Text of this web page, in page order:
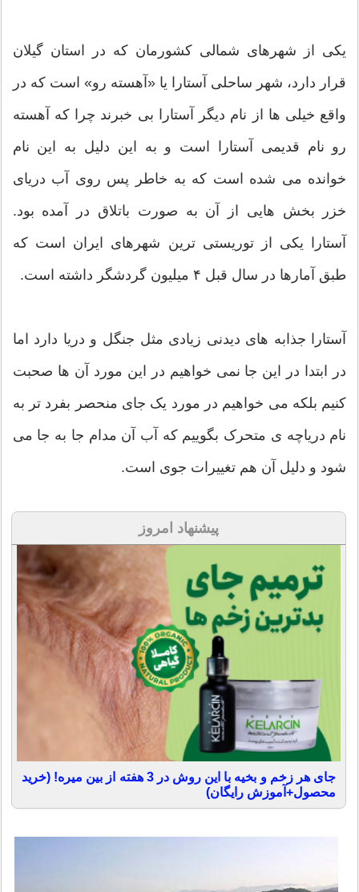
یکی از شهرهای شمالی کشورمان که در استان گیلان
قرار دارد، شهر ساحلی آستارا یا «آهسته رو» است که در
واقع خیلی ها از نام دیگر آستارا بی خبرند چرا که آهسته
رو نام قدیمی آستارا است و به این دلیل به این نام
خوانده می شده است که به خاطر پس روی آب دریای
خزر بخش هایی از آن به صورت باتلاق در آمده بود.
آستارا یکی از توریستی ترین شهرهای ایران است که
طبق آمارها در سال قبل ۴ میلیون گردشگر داشته است.
آستارا جذابه های دیدنی زیادی مثل جنگل و دریا دارد اما
در ابتدا در این جا نمی خواهیم در این مورد آن ها صحبت
کنیم بلکه می خواهیم در مورد یک جای منحصر بفرد تر به
نام دریاچه ی متحرک بگوییم که آب آن مدام جا به جا می
شود و دلیل آن هم تغییرات جوی است.
پیشنهاد امروز
جای هر زخم و بخیه با این روش در 3 هفته از بین میره! (خرید
محصول+آموزش رایگان)